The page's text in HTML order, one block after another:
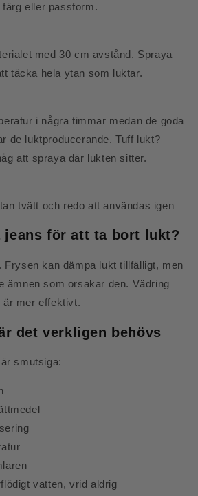
eller passform.
med 30 cm avstånd. Spraya
täcka hela ytan som luktar.
i några timmar medan de goda
de luktproducerande. Tuff lukt?
att spraya där lukten sitter.
tvätt och redo att användas igen
jeans för att ta bort lukt?
Frysen kan dämpa lukt tillfälligt, men
ämnen som orsakar den. Vädring
är mer effektivt.
det verkligen behövs
smutsiga:
vatten, vrid aldrig